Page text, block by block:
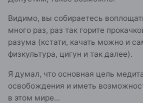
Видимо, вы собираетесь
много раз, раз так горите
разума (кстати, качать можно и
физкультура, цигун и так далее).
Я думал, что основная цель
освобождения и иметь
в этом мире...